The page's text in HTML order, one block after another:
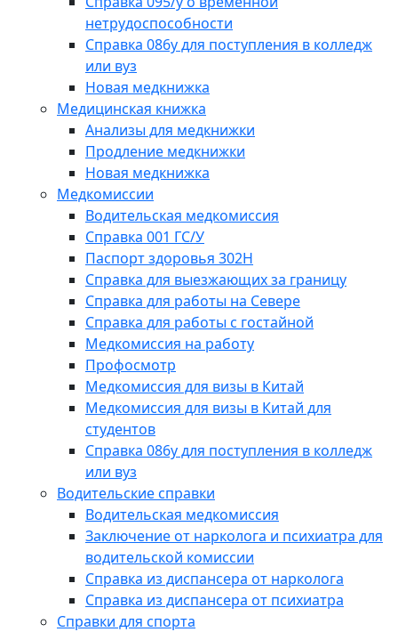
нетрудоспособности
Справка 086у для поступления в колледж
или вуз
Новая медкнижка
Медицинская книжка
Анализы для медкнижки
Продление медкнижки
Новая медкнижка
Медкомиссии
Водительская медкомиссия
Справка 001 ГС/У
Паспорт здоровья 302Н
Справка для выезжающих за границу
Справка для работы на Севере
Справка для работы с гостайной
Медкомиссия на работу
Профосмотр
Медкомиссия для визы в Китай
Медкомиссия для визы в Китай для
студентов
Справка 086у для поступления в колледж
или вуз
Водительские справки
Водительская медкомиссия
Заключение от нарколога и психиатра для
водительской комиссии
Справка из диспансера от нарколога
Справка из диспансера от психиатра
Справки для спорта